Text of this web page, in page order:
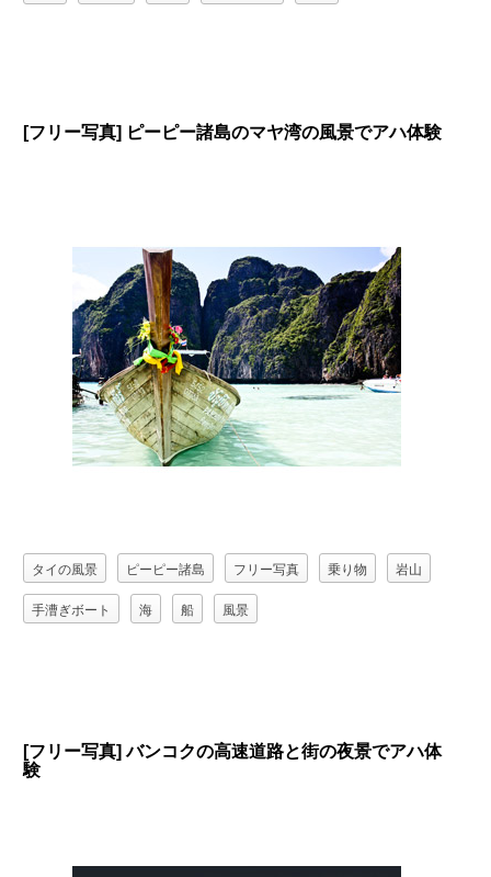
[フリー写真] ピーピー諸島のマヤ湾の風景でアハ体験
タイの風景 ピーピー諸島 フリー写真 乗り物 岩山
手漕ぎボート 海 船 風景
[フリー写真] バンコクの高速道路と街の夜景でアハ体
験